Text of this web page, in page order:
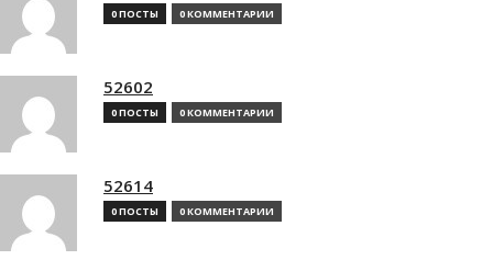
0 ПОСТЫ 0 КОММЕНТАРИИ
52602
0 ПОСТЫ 0 КОММЕНТАРИИ
52614
0 ПОСТЫ 0 КОММЕНТАРИИ